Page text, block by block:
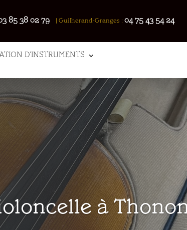
85 38 02 79| Guilherand-Granges : 04 75 43 54 24
D’INSTRUMENTS
à